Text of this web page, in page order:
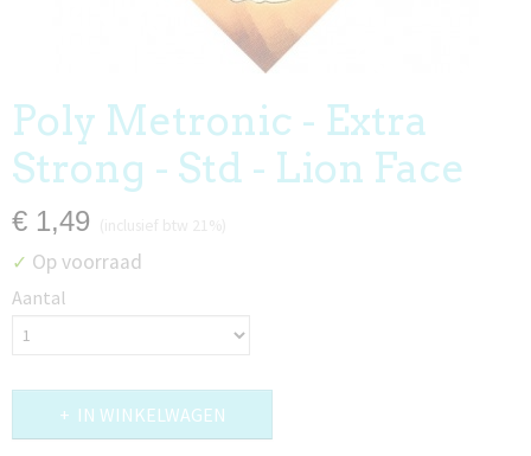
Poly Metronic - Extra
Strong - Std - Lion Face
€ 1,49
✓ Op voorraad
Aantal
IN WINKELWAGEN